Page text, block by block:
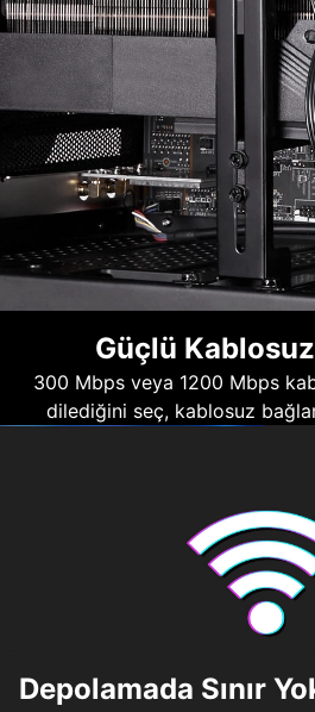
Güçlü
300 Mbps veya 1200 Mbps
dilediğini seç, kablosuz
Depolamada Sınır